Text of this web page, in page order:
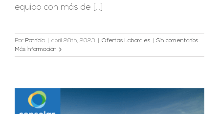
equipo con más de [...]
Por Patricia abril 28th, 2023 Ofertas Laborales
Sin comentarios
Más información